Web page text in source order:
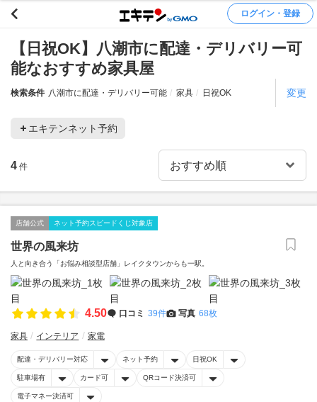
ログイン・登録
【日祝OK】八潮市に配達・デリバリー可
能なおすすめ家具屋
検索条件 八潮市に配達・デリバリー可能 家具 日祝OK 変更
エキテンネット予約
4 件
店舗公式 ネット予約スピードくじ対象店
世界の風来坊
人と向き合う「お悩み相談型店舗」レイクタウンからも一駅。
4.50 口コミ 39件 写真 68枚
家具 インテリア 家電
配達・デリバリー対応 ネット予約 日祝OK
駐車場有 カード可 QRコード決済可
電子マネー決済可